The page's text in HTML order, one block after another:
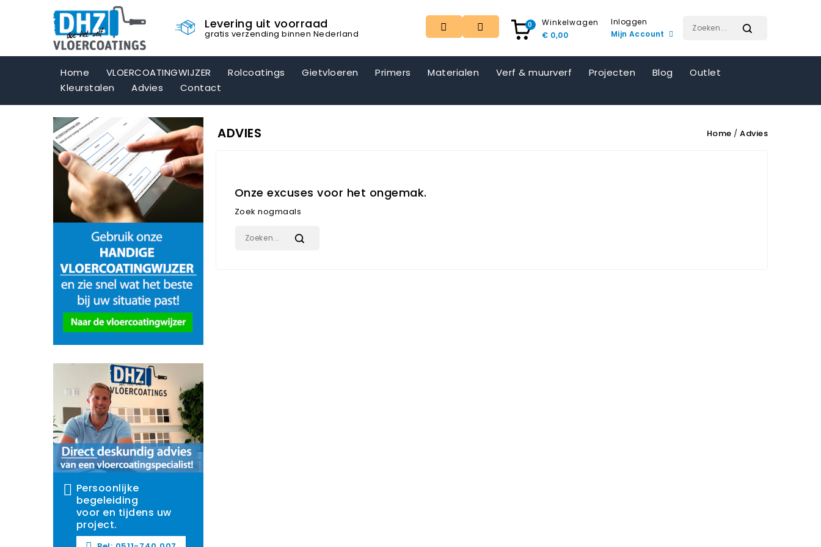
Levering uit voorraad
gratis verzending binnen Nederland
0
Winkelwagen
€ 0,00
Inloggen
Mijn Account
Home VLOERCOATINGWIJZER Rolcoatings Gietvloeren Primers Materialen Verf & muurverf Projecten Blog
Outlet
Kleurstalen
Advies Contact
Persoonlijke
begeleiding
voor en tijdens uw
project.
ADVIES Home Advies
Onze excuses voor het ongemak.
Zoek nogmaals